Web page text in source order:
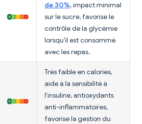
de 30%, impact minimal
sur le sucre, favorise le
contrôle de la glycémie
lorsqu'il est consommé
avec les repas.
Très faible en calories,
aide à la sensibilité à
l'insuline, antioxydants
anti-inflammatoires,
favorise la gestion du